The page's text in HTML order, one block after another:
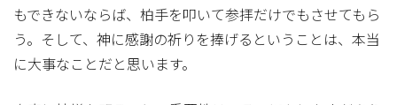
もできないならば、柏手を叩いて参拝だけでもさせてもら
う。そして、神に感謝の祈りを捧げるということは、本当
に大事なことだと思います。